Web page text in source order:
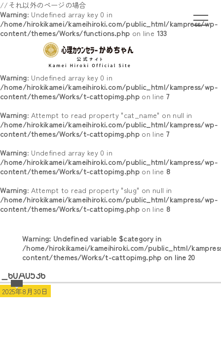
//それ以外のページの場合
Warning: Undefined array key 0 in
/home/hirokikamei/kameihiroki.com/public_html/kampress/wp-
content/themes/Works/functions.php on line 133
Warning: Undefined array key 0 in
/home/hirokikamei/kameihiroki.com/public_html/kampress/wp-
content/themes/Works/t-cattopimg.phpon line7
Warning: Attempt to read property "cat_name" on null in
/home/hirokikamei/kameihiroki.com/public_html/kampress/wp-
content/themes/Works/t-cattopimg.phpon line7
Warning: Undefined array key 0 in
/home/hirokikamei/kameihiroki.com/public_html/kampress/wp-
content/themes/Works/t-cattopimg.phpon line 8
Warning: Attempt to read property "slug" on null in
/home/hirokikamei/kameihiroki.com/public_html/kampress/wp-
content/themes/Works/t-cattopimg.phpon line 8
Warning: Undefined variable $category in
/home/hirokikamei/kameihiroki.com/public_html/
content/themes/Works/t-cattopimg.php on line20
_60A0536
2025年8月30日